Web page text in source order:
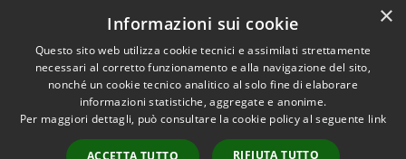
Dichiarazione di accessibilità
Accessibilità
Copyright © 2026 • Comune di
Spoleto • Powered by
Municipium• Accesso
×
Informazioni sui cookie
Questo sito web utilizza cookie tecnici e assimilati strettamente
necessari al corretto funzionamento e alla navigazione del sito,
nonché un cookie tecnico analitico al solo fine di elaborare
informazioni statistiche, aggregate e anonime.
Per maggiori dettagli, può consultare la cookie policy al seguente link
ACCETTA TUTTO RIFIUTA TUTTO